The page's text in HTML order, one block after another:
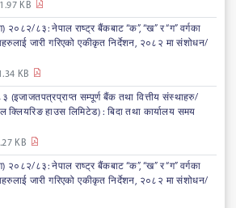
KB
८३: नेपाल राष्ट्र बैंकबाट “क”, “ख” र “ग” वर्गका
जारी गरिएको एकीकृत निर्देशन, २०८२ मा संशोधन/
KB
सम्पूर्ण बैंक तथा वित्तीय संस्थाहरु/
क्लियरिङ हाउस लिमिटेड) : बिदा तथा कार्यालय समय
KB
८३: नेपाल राष्ट्र बैंकबाट “क”, “ख” र “ग” वर्गका
जारी गरिएको एकीकृत निर्देशन, २०८२ मा संशोधन/